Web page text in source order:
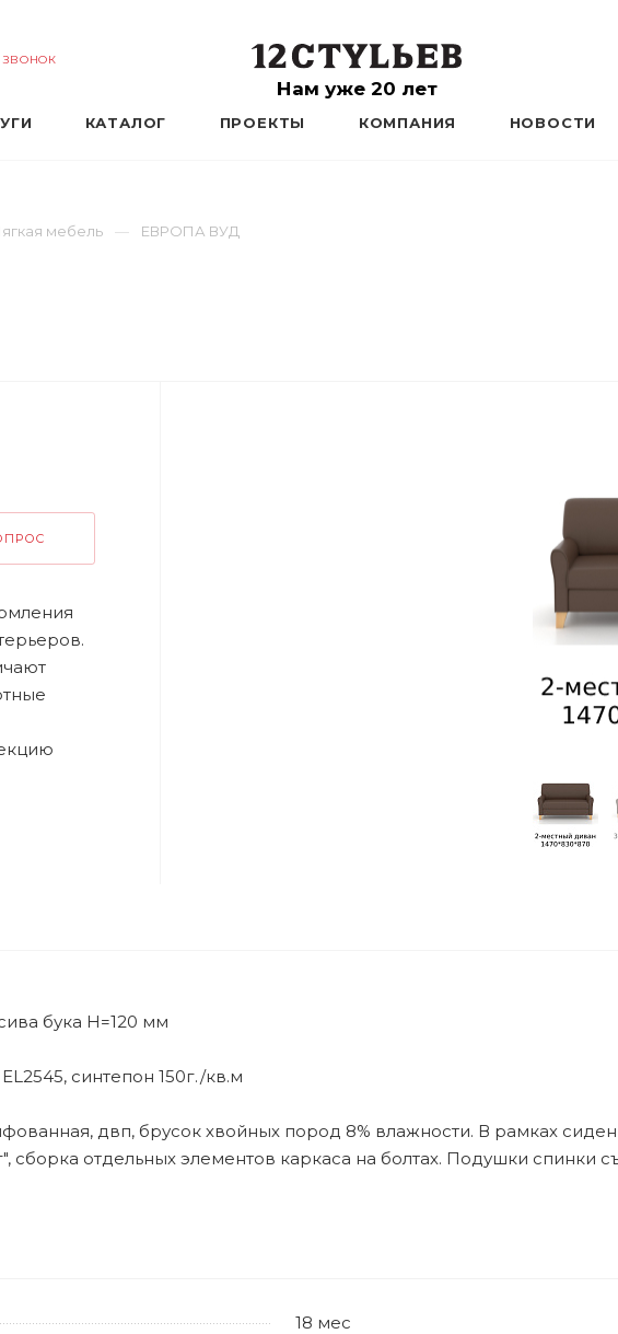
ЗВОНОК
Нам уже 20 лет
КАТАЛОГ ПРОЕКТЫ КОМПАНИЯ НОВОСТИ
мебель ЕВРОПА ВУД
бука H=120 мм
синтепон 150г./кв.м
двп, брусок хвойных пород 8% влажности. В рамках
сборка отдельных элементов каркаса на болтах. Подушки спинки
18 мес